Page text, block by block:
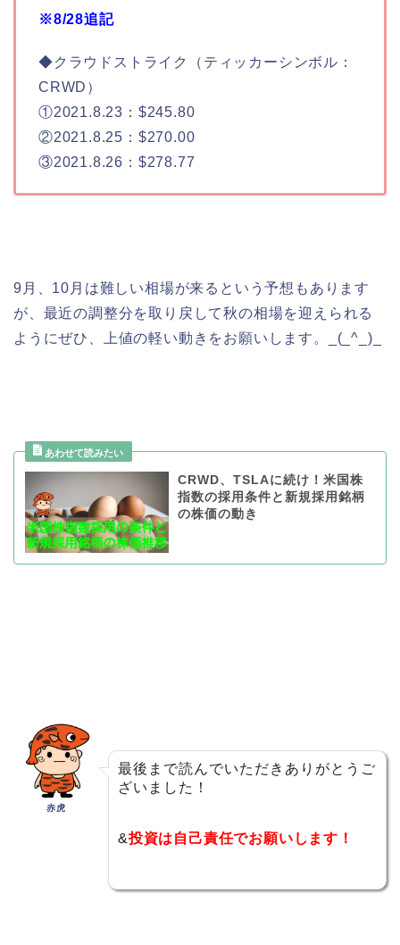
※8/28追記
◆クラウドストライク（ティッカーシンボル：
CRWD）
①2021.8.23：$245.80
②2021.8.25：$270.00
③2021.8.26：$278.77
9月、10月は難しい相場が来るという予想もあります
が、最近の調整分を取り戻して秋の相場を迎えられる
ようにぜひ、上値の軽い動きをお願いします。_(_^_)_
CRWD、TSLAに続け！米国株
指数の採用条件と新規採用銘柄
の株価の動き
赤虎
最後まで読んでいただきありがとうご
ざいました！
&投資は自己責任でお願いします！